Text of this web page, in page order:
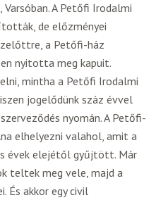
Varsóban. A Petőfi Irodalmi
de előzményei
a Petőfi-ház
nyitotta meg kapuit.
mintha a Petőfi Irodalmi
jogelődünk száz évvel
nyomán. A Petőfi-
elhelyezni valahol, amit a
évek elejétől gyűjtött. Már
teltek meg vele, majd a
És akkor egy civil